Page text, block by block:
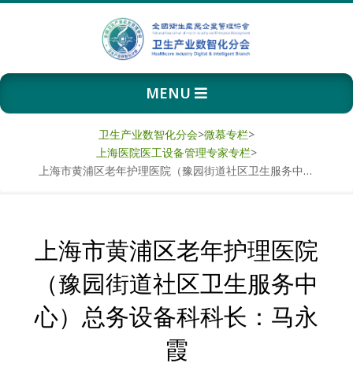
卫
生
产
业
数
智
化
分
Primary
Navigation
MENU
卫生产业数智化分会>微慕专栏>
上海医院医工设备管理专家专栏>
上海市黄浦区老年护理医院（豫园街道社区卫生服务中心）总务设备科科长：马永霞
上海市黄浦区老年护理医院
（豫园街道社区卫生服务中
心）总务设备科科长：马永
霞